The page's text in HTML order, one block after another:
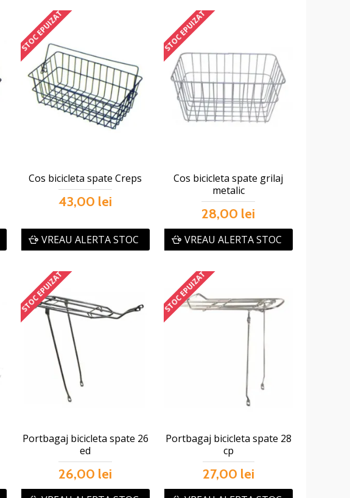
STOC EPUIZAT
Cos bicicleta spate Creps
43,00 lei
VREAU ALERTA STOC
STOC EPUIZAT
Cos bicicleta spate grilaj
metalic
28,00 lei
VREAU ALERTA STOC
STOC EPUIZAT
Portbagaj bicicleta spate 26
ed
26,00 lei
STOC EPUIZAT
Portbagaj bicicleta spate 28
cp
27,00 lei